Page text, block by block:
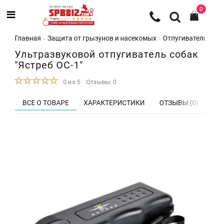
0
Главная Защита от грызунов и насекомых Отпугиватели
Ультразвуковой отпугиватель собак
"Ястреб ОС-1"
0 из 5 Отзывы: 0
ВСЕ О ТОВАРЕ ХАРАКТЕРИСТИКИ ОТЗЫВЫ (0)